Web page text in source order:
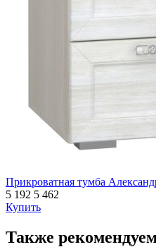
Прикроватная тумба
5 192 5 462
Купить
Также